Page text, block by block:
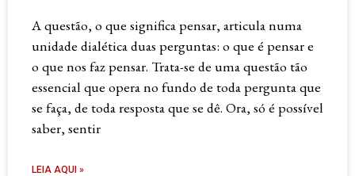
A questão, o que significa pensar, articula numa
unidade dialética duas perguntas: o que é pensar e
o que nos faz pensar. Trata-se de uma questão tão
essencial que opera no fundo de toda pergunta que
se faça, de toda resposta que se dê. Ora, só é possível
saber, sentir
LEIA AQUI »